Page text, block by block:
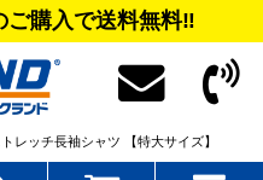
ご購入で送料無料‼
レッチ長袖シャツ 【特大サイズ】